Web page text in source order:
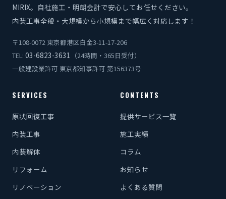
MIRIX。自社施工・明朗会計で安心してお任せください。
内装工事全般・大規模から小規模まで幅広く対応します！
〒108-0072 東京都港区白金3-11-17-206
TEL: 03-6823-3631 （24時間・365日受付）
一般建設業許可 東京都知事許可 第156373号
SERVICES
原状回復工事
内装工事
内装解体
リフォーム
リノベーション
CONTENTS
提供サービス一覧
施工実績
コラム
お知らせ
よくある質問